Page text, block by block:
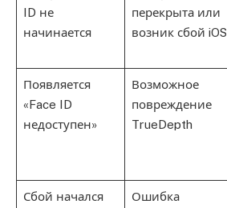
ID не
начинается
перекрыта или
возник сбой iOS
Появляется
«Face ID
недоступен»
Возможное
повреждение
TrueDepth
Сбой начался
Ошибка